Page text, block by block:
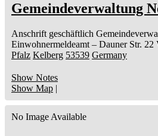
Gemeindeverwaltung
Anschrift geschäftlich
Einwohnermeldeamt – Dauner Str. 22
Pfalz Kelberg 53539 Germany
Show Notes
Show Map |
No Image Available